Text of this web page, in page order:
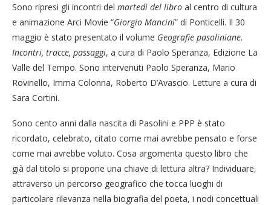
Sono ripresi gli incontri del martedì del libro al centro di cultura
e animazione Arci Movie “Giorgio Mancini” di Ponticelli. Il 30
maggio è stato presentato il volume Geografie pasoliniane.
Incontri, tracce, passaggi, a cura di Paolo Speranza, Edizione La
Valle del Tempo. Sono intervenuti Paolo Speranza, Mario
Rovinello, Imma Colonna, Roberto D’Avascio. Letture a cura di
Sara Cortini.
Sono cento anni dalla nascita di Pasolini e PPP è stato
ricordato, celebrato, citato come mai avrebbe pensato e forse
come mai avrebbe voluto. Cosa argomenta questo libro che
già dal titolo si propone una chiave di lettura altra? Individuare,
attraverso un percorso geografico che tocca luoghi di
particolare rilevanza nella biografia del poeta, i nodi concettuali